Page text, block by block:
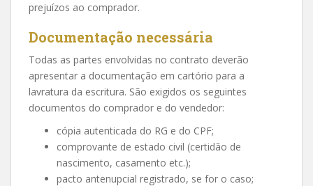
prejuízos ao comprador.
Documentação necessária
Todas as partes envolvidas no contrato deverão
apresentar a documentação em cartório para a
lavratura da escritura. São exigidos os seguintes
documentos do comprador e do vendedor:
cópia autenticada do RG e do CPF;
comprovante de estado civil (certidão de
nascimento, casamento etc.);
pacto antenupcial registrado, se for o caso;